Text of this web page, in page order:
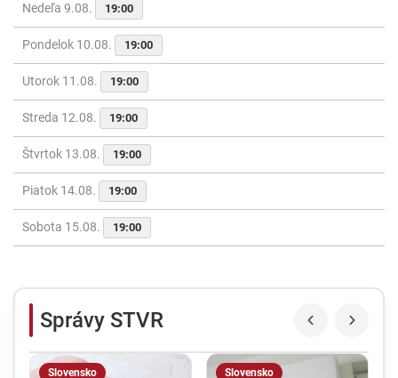
Nedeľa 9.08. 19:00
Pondelok 10.08. 19:00
Utorok 11.08. 19:00
Streda 12.08. 19:00
Štvrtok 13.08. 19:00
Piatok 14.08. 19:00
Sobota 15.08. 19:00
Správy STVR
Slovensko Slovensko